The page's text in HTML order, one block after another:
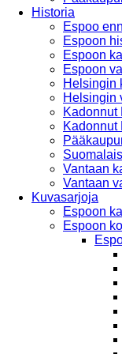
Historia
Espoo
Espoon
Espoon
Espoon
Helsingin
Helsingin
Kadonnut
Kadonnut
Vantaan
Vantaan
Kuvasarjoja
Espoon
Espoon